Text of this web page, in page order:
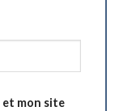
et mon site